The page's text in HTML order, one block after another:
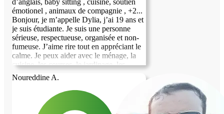
émotionel , animaux de compagnie , +2...
Bonjour, je m’appelle Dylia, j’ai 19 ans et
je suis étudiante. Je suis une personne
sérieuse, respectueuse, organisée et non-
fumeuse. J’aime rire tout en appréciant le
calme. Je peux aider avec le ménage, la
cuisine, les courses, le jardinage, les
animaux et la garde d’enfants. Je peux
aussi aider aux devoirs, enseigner
l’anglais, la chimie et le violon
(débutants), ainsi que proposer des
séances de Pilates à domicile et les bébés
Noureddine A.